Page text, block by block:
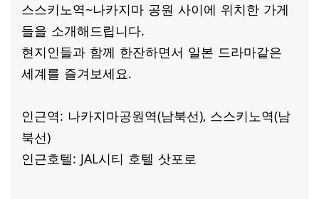
스스키노역~나카지마 공원 사이에 위치한 가게
들을 소개해드립니다.
현지인들과 함께 한잔하면서 일본 드라마같은
세계를 즐겨보세요.
인근역: 나카지마공원역(남북선), 스스키노역(남
북선)
인근호텔: JAL시티 호텔 삿포로